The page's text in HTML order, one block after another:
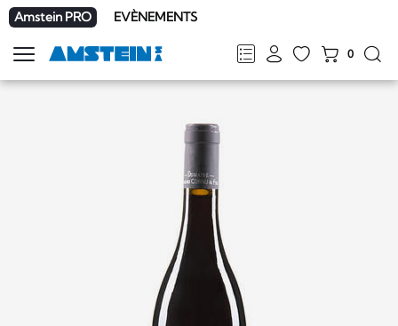
Amstein PRO EVÈNEMENTS
FRDEENIT
0
Afficher
la